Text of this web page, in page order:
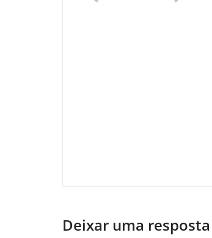
Deixar uma resposta